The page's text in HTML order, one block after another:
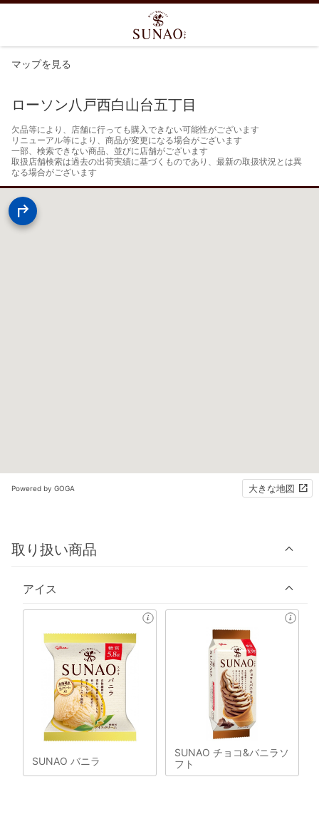
マップを見る
ローソン八戸西白山台五丁目
欠品等により、店舗に行っても購入できない可能性がございます
リニューアル等により、商品が変更になる場合がございます
一部、検索できない商品、並びに店舗がございます
取扱店舗検索は過去の出荷実績に基づくものであり、最新の取扱状況とは異
なる場合がございます
Powered by GOGA 大きな地図
取り扱い商品
アイス
SUNAO バニラ
SUNAO チョコ&バニラソ
フト